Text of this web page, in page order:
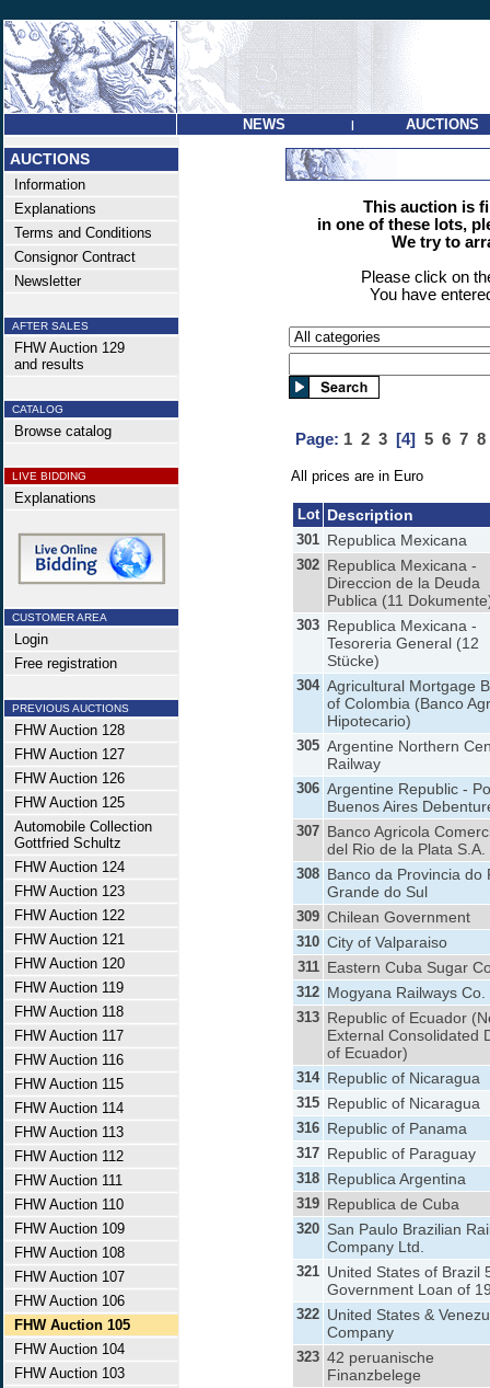
NEWS | AUCTIONS
AUCTIONS
Information
Explanations
Terms and Conditions
Consignor Contract
Newsletter
AFTER SALES
FHW Auction 129
and results
CATALOG
Browse catalog
LIVE BIDDING
Explanations
CUSTOMER AREA
Login
Free registration
PREVIOUS AUCTIONS
FHW Auction 128
FHW Auction 127
FHW Auction 126
FHW Auction 125
Automobile Collection
Gottfried Schultz
FHW Auction 124
FHW Auction 123
FHW Auction 122
FHW Auction 121
FHW Auction 120
FHW Auction 119
FHW Auction 118
FHW Auction 117
FHW Auction 116
FHW Auction 115
FHW Auction 114
FHW Auction 113
FHW Auction 112
FHW Auction 111
FHW Auction 110
FHW Auction 109
FHW Auction 108
FHW Auction 107
FHW Auction 106
FHW Auction 105
FHW Auction 104
FHW Auction 103
This auction is
in one of these lots,
We try to
Please click on
You have
Page: 1 2 3 [4] 5 6 7 8
All prices are in Euro
Lot Description
301 Republica Mexicana
302 Republica Mexicana -
Direccion de la Deuda
Publica (11
303 Republica Mexicana -
Tesoreria General (12
Stücke)
304 Agricultural Mortgage
of Colombia (Banco
Hipotecario)
305 Argentine Northern
Railway
306 Argentine Republic -
Buenos Aires
307 Banco Agricola
del Rio de la Plata S.A.
308 Banco da Provincia do
Grande do Sul
309 Chilean Government
310 City of Valparaiso
311 Eastern Cuba Sugar
312 Mogyana Railways Co.
313 Republic of Ecuador
External Consolidated
of Ecuador)
314 Republic of Nicaragua
315 Republic of Nicaragua
316 Republic of Panama
317 Republic of Paraguay
318 Republica Argentina
319 Republica de Cuba
320 San Paulo Brazilian
Company Ltd.
321 United States of Brazil
Government Loan of
322 United States &
Company
323 42 peruanische
Finanzbelege